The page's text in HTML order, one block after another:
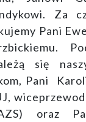
Za
Pani
się
Pani
oraz